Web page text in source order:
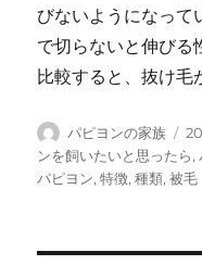
びないようになって
で切らないと伸びる
比較すると、抜け毛
投
稿
者
パピヨンの家族
投
稿
日:
ンを飼いたいと思ったら,
パピヨン,特徴,種類,被毛